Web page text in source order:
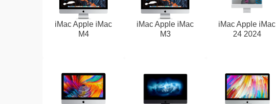
iMac Apple iMac
M4
iMac Apple iMac
M3
iMac Apple iMac
24 2024